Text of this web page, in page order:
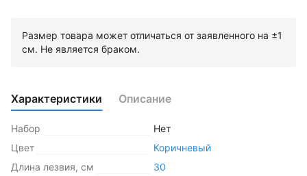
Размер товара может отличаться от заявленного на ±1
см. Не является браком.
Характеристики Описание
Набор
Нет
Цвет
Коричневый
Длина лезвия, см
30